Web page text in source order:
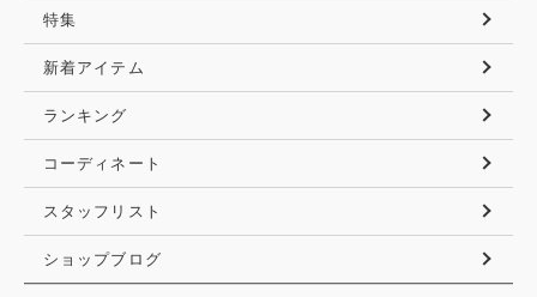
特集
新着アイテム
ランキング
コーディネート
スタッフリスト
ショップブログ